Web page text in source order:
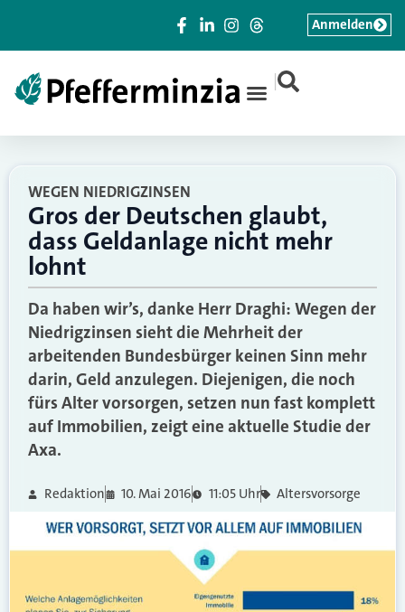
|
Anmelden
WEGEN NIEDRIGZINSEN
Gros der Deutschen glaubt,
dass Geldanlage nicht mehr
lohnt
Da haben wir’s, danke Herr Draghi: Wegen der
Niedrigzinsen sieht die Mehrheit der
arbeitenden Bundesbürger keinen Sinn mehr
darin, Geld anzulegen. Diejenigen, die noch
fürs Alter vorsorgen, setzen nun fast komplett
auf Immobilien, zeigt eine aktuelle Studie der
Axa.
Redaktion 10. Mai 2016 11:05 Uhr Altersvorsorge